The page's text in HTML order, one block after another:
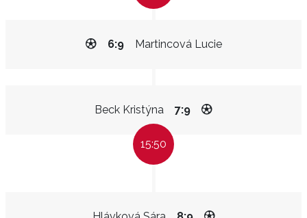
Martincová Lucie
6:9
Beck Kristýna 7:9
15:50